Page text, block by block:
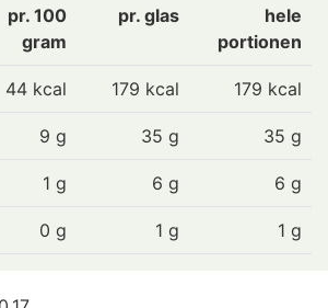
pr. 100
gram
pr. glas
hele
portionen
44 kcal 179 kcal 179 kcal
9 g 35 g 35 g
1 g 6 g 6 g
0 g 1 g 1 g